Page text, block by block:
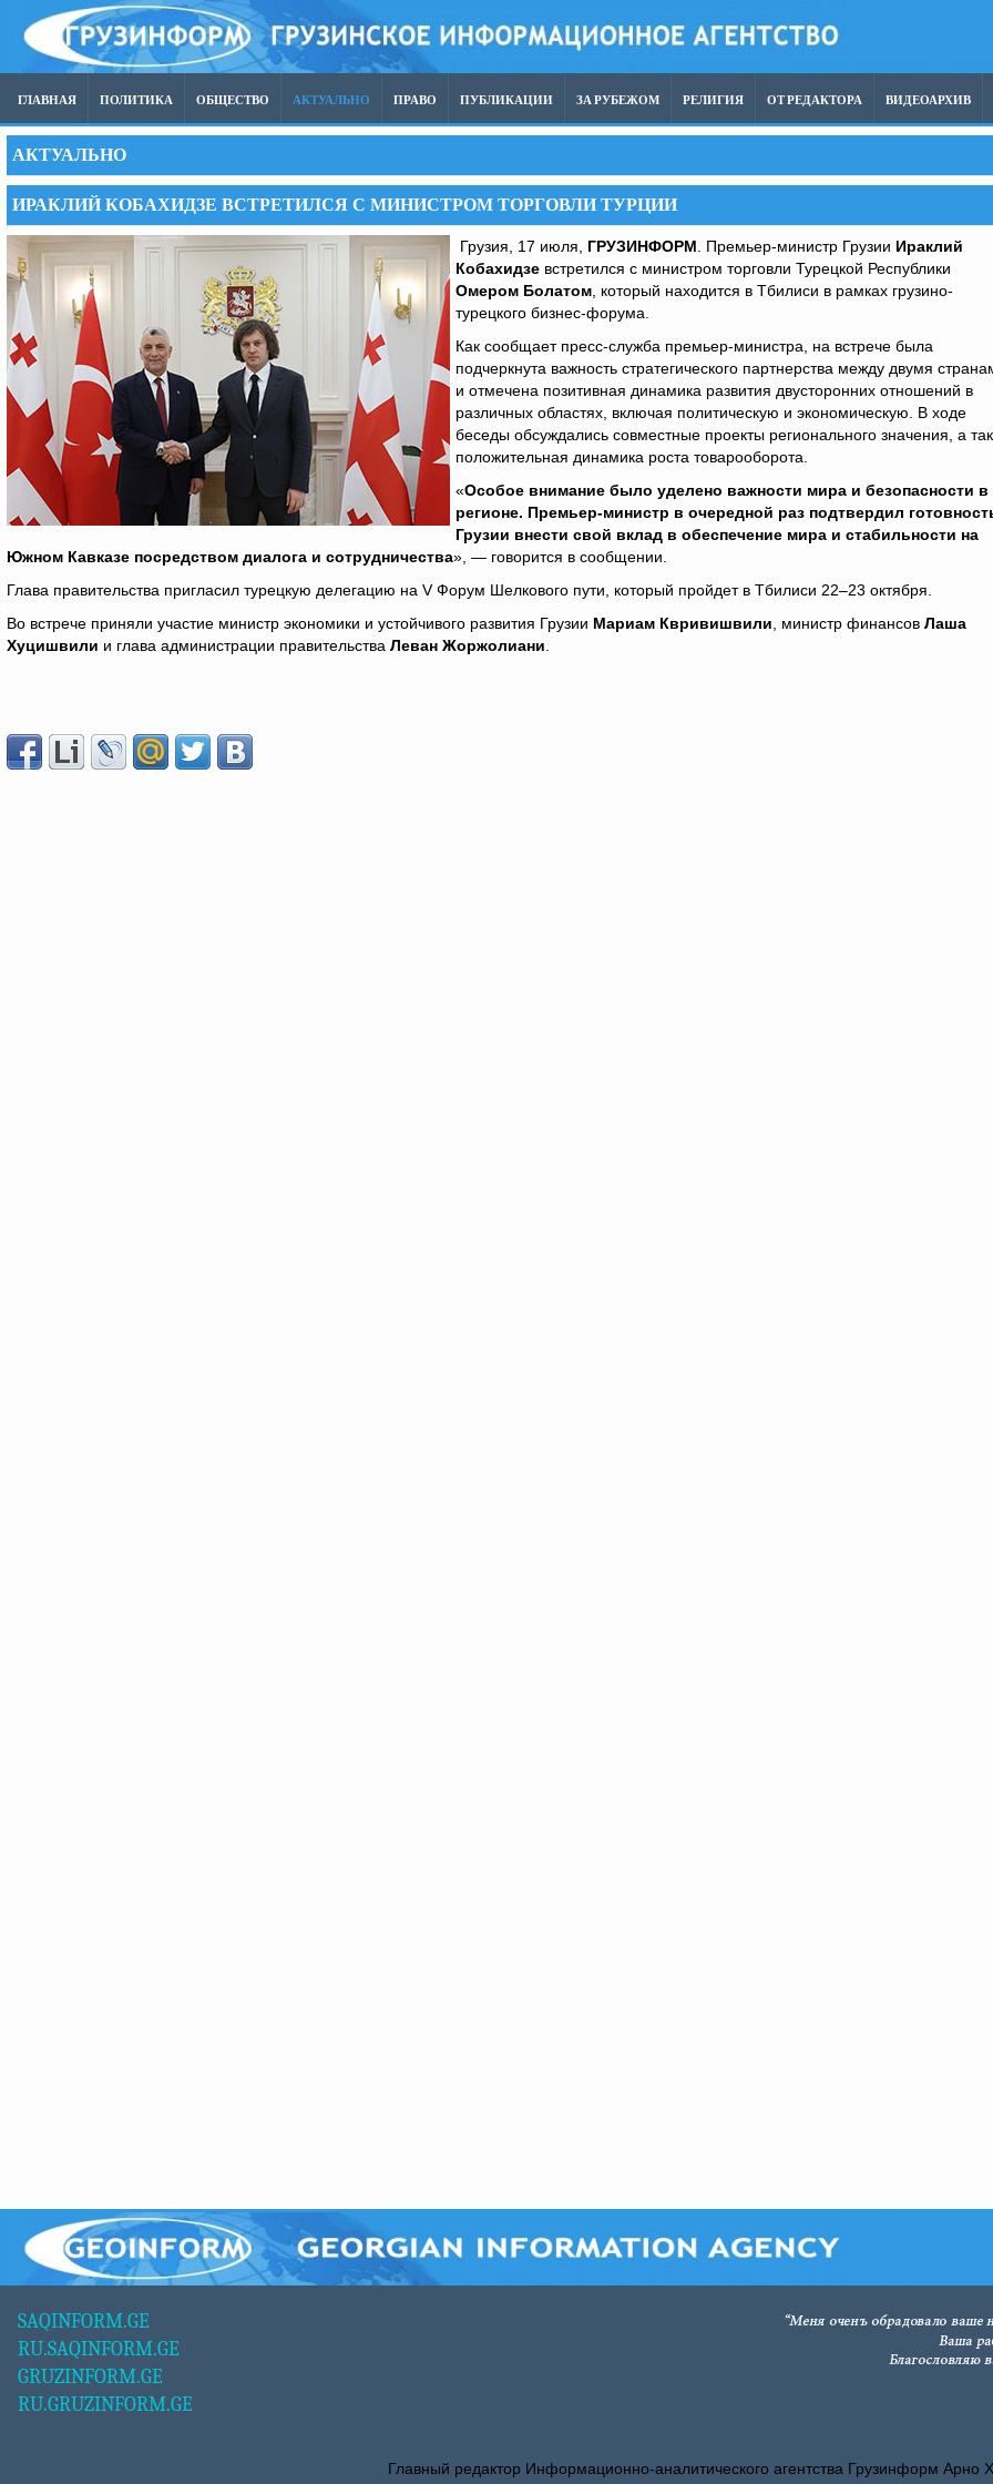
ГЛАВНАЯ ПОЛИТИКА ОБЩЕСТВО АКТУАЛЬНО ПРАВО ПУБЛИКАЦИИ ЗА РУБЕЖОМ РЕЛИГИЯ ОТ РЕДАКТОРА ВИДЕОАРХИВ
АКТУАЛЬНО
ИРАКЛИЙ КОБАХИДЗЕ ВСТРЕТИЛСЯ С МИНИСТРОМ ТОРГОВЛИ ТУРЦИИ
Грузия, 17 июля, ГРУЗИНФОРМ . Премьер-министр Грузии Ираклий
Кобахидзе встретился с министром торговли Турецкой Республики
Омером Болатом , который находится в Тбилиси в рамках грузино-
турецкого бизнес-форума.
Как сообщает пресс-служба премьер-министра, на встрече была
подчеркнута важность стратегического партнерства между двумя
и отмечена позитивная динамика развития двусторонних отношений в
различных областях, включая политическую и экономическую. В ходе
беседы обсуждались совместные проекты регионального значения, а
положительная динамика роста товарооборота.
«Особое внимание было уделено важности мира и безопасности в
регионе. Премьер-министр в очередной раз подтвердил
Грузии внести свой вклад в обеспечение мира и стабильности на
Южном Кавказе посредством диалога и сотрудничества», — говорится в сообщении.
Глава правительства пригласил турецкую делегацию на V Форум Шелкового пути, который пройдет в Тбилиси 22–23 октября.
Во встрече приняли участие министр экономики и устойчивого развития Грузии Мариам Квривишвили , министр финансов Лаша
Хуцишвили и глава администрации правительства Леван Жоржолиани
SAQINFORM.GE
RU.SAQINFORM.GE
GRUZINFORM.GE
RU.GRUZINFORM.GE
Главный редактор Информационно-аналитического агентства Грузинформ Арно